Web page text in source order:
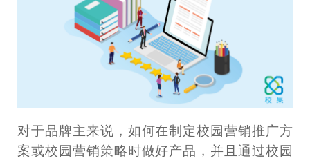
对于品牌主来说，如何在制定校园营销推广方
案或校园营销策略时做好产品，并且通过校园